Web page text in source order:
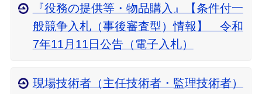
『役務の提供等・物品購入』【条件付一
般競争入札（事後審査型）情報】 令和
7年11月11日公告（電子入札）
現場技術者（主任技術者・監理技術者）